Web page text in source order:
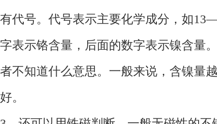
有代号。代号表示主要化学成分，如
字表示铬含量，后面的数字表示镍含量
者不知道什么意思。一般来说，含镍量
好。